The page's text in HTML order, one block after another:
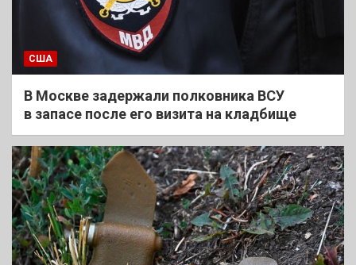
США
В Москве задержали полковника ВСУ
в запасе после его визита на кладбище